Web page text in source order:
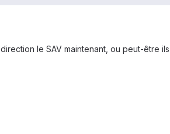
le SAV maintenant, ou peut-être